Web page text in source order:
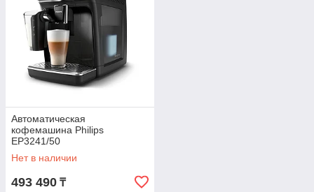
Автоматическая
кофемашина Philips
EP3241/50
Нет в наличии
493 490 ₸